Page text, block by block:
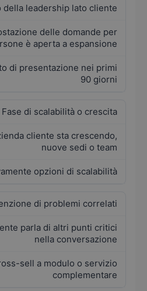
della leadership lato cliente
delle domande per
è aperta a espansione
di presentazione nei primi
90 giorni
Fase di scalabilità o crescita
cliente sta crescendo,
nuove sedi o team
opzioni di scalabilità
di problemi correlati
parla di altri punti critici
nella conversazione
sell a modulo o servizio
complementare